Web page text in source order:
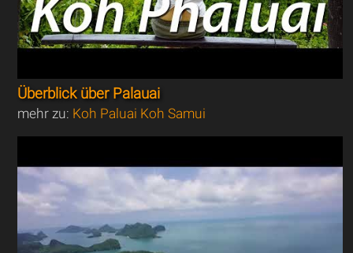
Überblick über Palauai
mehr zu: Koh Paluai Koh Samui